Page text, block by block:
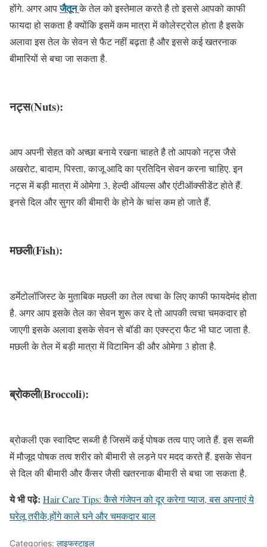
होंगे. अगर आपजैतूनके तेल को इस्तेमाल करते है तो इससे आपको काफी
फायदा हो सकता है क्योंकि इसमें कम मात्रा में कोलेस्ट्रोल होता है इसके
अलावा इस तेल के सेवन से फैट नहीं बढ़ता है और इससे कई खतरनाक
बीमारियों से बचा जा सकता है.
नट्स(Nuts):
आप अपनी सेहत को अच्छा बनाये रखना चाहते है तो आपको नट्स जैसे
अखरोट, बादाम, पिस्‍ता, काजू आदि का प्रतिदिन सेवन करना चाहिए. इन
नट्स में बड़ी मात्रा में ओमेगा 3, हेल्‍दी ऑयल्‍स और एंटीऑक्‍सीडेंट होते हैं.
इनसे दिल और सुगर की बीमारी के होने के चांस कम हो जाते हैं.
मछली(Fish):
डर्मेटोलॉजिस्‍ट के मुताबिक मछली का तेल त्वचा के लिए काफी फायदेमंद होता
है. अगर आप इसके तेल का सेवन शुरू कर दे तो आपकी त्वचा चमकदार हो
जाएगी इसके अलावा इसके सेवन से बॉडी का एक्स्ट्रा फैट भी घाट जाता है.
मछली के तेल में बड़ी मात्रा में विटामिन डी और ओमेगा 3 होता है.
ब्रोकली(Broccoli):
ब्रोकली एक स्वादिष्ट सब्जी है जिसमें कई पोषक तत्व पाए जाते हैं. इस सब्जी
में मौजूद पोषक तत्व शरीर को बीमारी से लड़ने पर मदद करते हैं. इसके सेवन
से दिल की बीमारी और कैंसर जैसी खतरनाक बीमारी से बचा जा सकता है.
ये भी पढ़े: Hair Care Tips: कैसे गंजेपन को दूर करेगा प्याज, बस अपनाएं ये
घरेलू तरीके,होंगे काले घने और चमकदार बाल
Categories: लाइफस्टाइल